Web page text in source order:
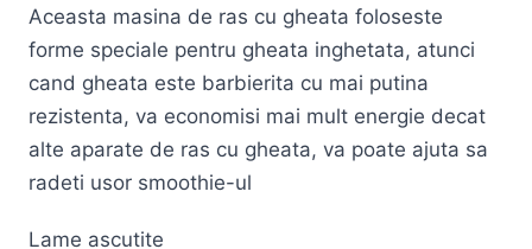
Aceasta masina de ras cu gheata foloseste
forme speciale pentru gheata inghetata, atunci
cand gheata este barbierita cu mai putina
rezistenta, va economisi mai mult energie decat
alte aparate de ras cu gheata, va poate ajuta sa
radeti usor smoothie-ul
Lame ascutite